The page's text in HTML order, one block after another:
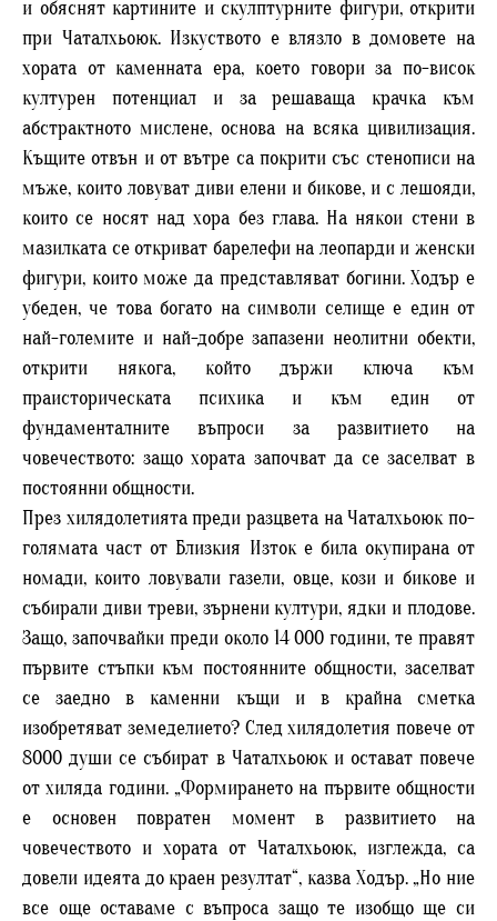
и обяснят картините и скулптурните фигури, открити
при Чаталхьоюк. Изкуството е влязло в домовете на
хората от каменната ера, което говори за по-висок
културен потенциал и за решаваща крачка към
абстрактното мислене, основа на всяка цивилизация.
Къщите отвън и от вътре са покрити със стенописи на
мъже, които ловуват диви елени и бикове, и с лешояди,
които се носят над хора без глава. На някои стени в
мазилката се откриват барелефи на леопарди и женски
фигури, които може да представляват богини. Ходър е
убеден, че това богато на символи селище е един от
най-големите и най-добре запазени неолитни обекти,
открити някога, който държи ключа към
праисторическата психика и към един от
фундаменталните въпроси за развитието на
човечеството: защо хората започват да се заселват в
постоянни общности.
През хилядолетията преди разцвета на Чаталхьоюк по-
голямата част от Близкия Изток е била окупирана от
номади, които ловували газели, овце, кози и бикове и
събирали диви треви, зърнени култури, ядки и плодове.
Защо, започвайки преди около 14 000 години, те правят
първите стъпки към постоянните общности, заселват
се заедно в каменни къщи и в крайна сметка
изобретяват земеделието? След хилядолетия повече от
8000 души се събират в Чаталхьоюк и остават повече
от хиляда години. „Формирането на първите общности
е основен повратен момент в развитието на
човечеството и хората от Чаталхьоюк, изглежда, са
довели идеята до краен резултат“, казва Ходър. „Но ние
все още оставаме с въпроса защо те изобщо ще си